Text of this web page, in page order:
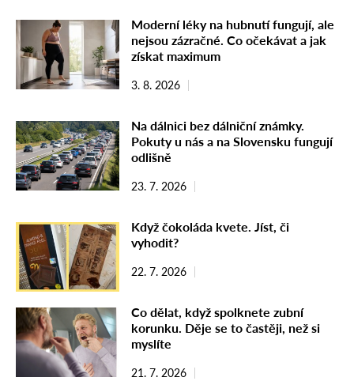
Moderní léky na hubnutí fungují, ale
nejsou zázračné. Co očekávat a jak
získat maximum
3. 8. 2026
Na dálnici bez dálniční známky.
Pokuty u nás a na Slovensku fungují
odlišně
23. 7. 2026
Když čokoláda kvete. Jíst, či
vyhodit?
22. 7. 2026
Co dělat, když spolknete zubní
korunku. Děje se to častěji, než si
myslíte
21. 7. 2026